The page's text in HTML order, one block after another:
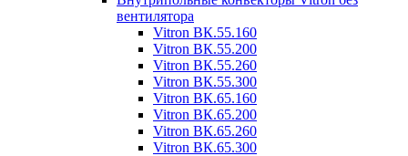
вентилятора
Vitron ВК.55.160
Vitron ВК.55.200
Vitron ВК.55.260
Vitron ВК.55.300
Vitron ВК.65.160
Vitron ВК.65.200
Vitron ВК.65.260
Vitron ВК.65.300